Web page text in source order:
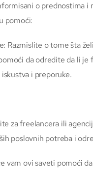
o prednostima i
pomoći:
Razmislite o tome šta
da odredite da li
i preporuke.
za freelancera ili
poslovnih potreba i
vam ovi saveti pomoći